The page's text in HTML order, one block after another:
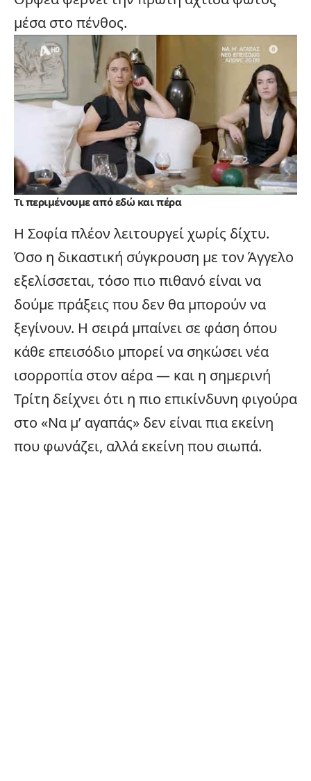
μέσα στο πένθος.
Τι περιμένουμε από εδώ και πέρα
Η Σοφία πλέον λειτουργεί χωρίς δίχτυ.
Όσο η δικαστική σύγκρουση με τον Άγγελο
εξελίσσεται, τόσο πιο πιθανό είναι να
δούμε πράξεις που δεν θα μπορούν να
ξεγίνουν. Η σειρά μπαίνει σε φάση όπου
κάθε επεισόδιο μπορεί να σηκώσει νέα
ισορροπία στον αέρα — και η σημερινή
Τρίτη δείχνει ότι η πιο επικίνδυνη φιγούρα
στο «Να μ’ αγαπάς» δεν είναι πια εκείνη
που φωνάζει, αλλά εκείνη που σιωπά.